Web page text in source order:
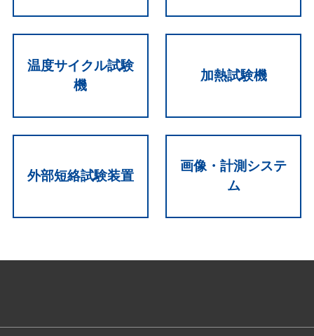
温度サイクル試験
機
加熱試験機
外部短絡試験装置
画像・計測システ
ム